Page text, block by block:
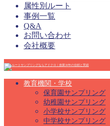
属性別ルート
事例一覧
Q&A
お問い合わせ
会社概要
教育機関・学校
保育園サンプリング
幼稚園サンプリング
小学校サンプリング
中学校サンプリング